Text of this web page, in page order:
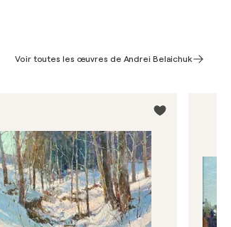
Voir toutes les œuvres de Andrei Belaichuk